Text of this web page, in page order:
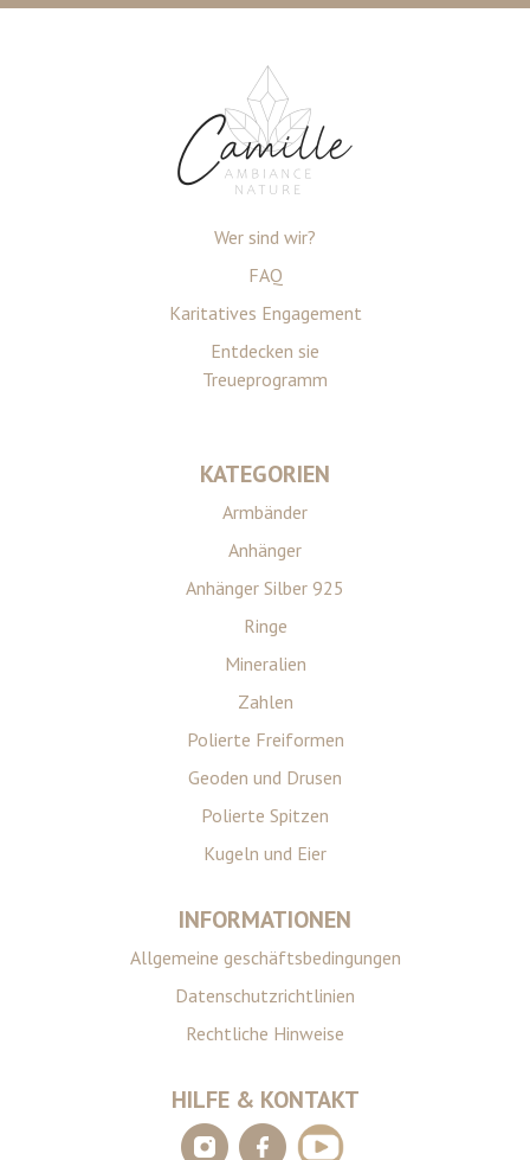
Wer sind wir?
FAQ
Karitatives Engagement
Entdecken sie
Treueprogramm
KATEGORIEN
Armbänder
Anhänger
Anhänger Silber 925
Ringe
Mineralien
Zahlen
Polierte Freiformen
Geoden und Drusen
Polierte Spitzen
Kugeln und Eier
INFORMATIONEN
Allgemeine geschäftsbedingungen
Datenschutzrichtlinien
Rechtliche Hinweise
HILFE & KONTAKT